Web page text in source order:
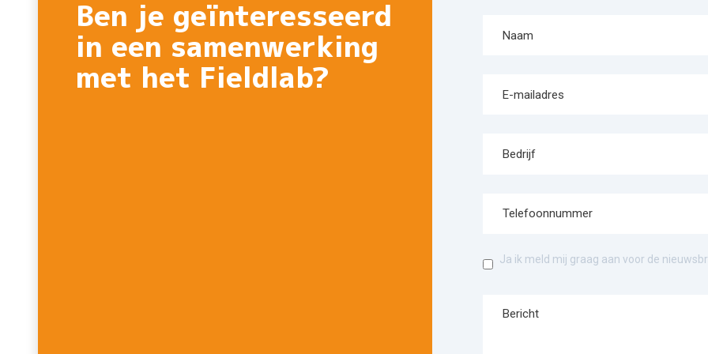
Ben je geïnteresseerd
in een samenwerking
met het Fieldlab?
Ja ik meld mij graag aan voor de